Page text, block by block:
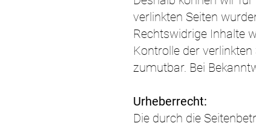
verlinkten Seiten
Rechtswidrige Inhalte
Kontrolle der
zumutbar. Bei
Urheberrecht:
Die durch die